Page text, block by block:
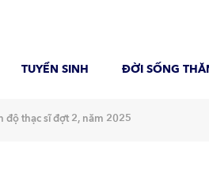
TUYỂN SINH ĐỜI SỐNG
độ thạc sĩ đợt 2, năm 2025